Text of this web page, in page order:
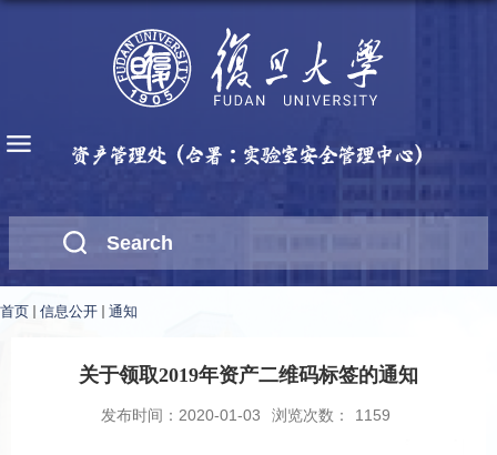
首页 信息公开 通知
关于领取2019年资产二维码标签的通知
发布时间：2020-01-03 浏览次数： 1159